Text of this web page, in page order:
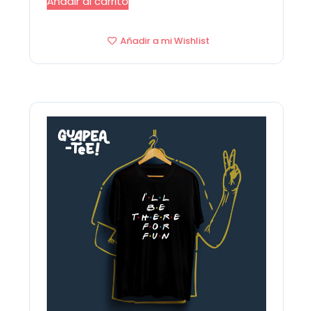
Añadir a mi Wishlist